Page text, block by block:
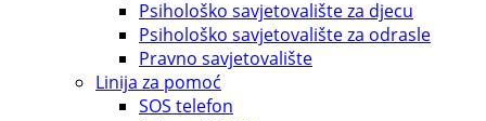
Psihološko savjetovalište za djecu
Psihološko savjetovalište za odrasle
Pravno savjetovalište
Linija za pomoć
SOS telefon